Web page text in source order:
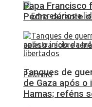
Papa Francisco
Pedro durante
Tanques de
de Gaza após
Hamas; reféns